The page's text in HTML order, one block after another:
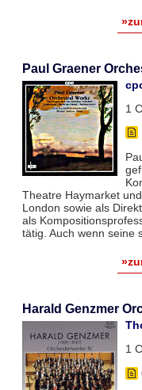
Paul Graener
1
Theatre Haymarket
London sowie als
als
tätig. Auch wenn seine
Harald Genzmer
1